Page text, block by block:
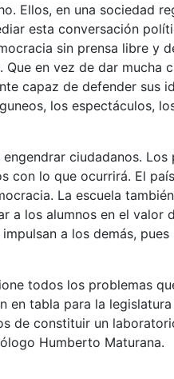
Ellos, en una sociedad
esta conversación
sin prensa libre y
en vez de dar mucha
capaz de defender sus
los espectáculos,
ciudadanos. Los
con lo que ocurrirá. El
La escuela
a los alumnos en el valor
a los demás, pues
todos los problemas
en tabla para la
de constituir un
Humberto Maturana.